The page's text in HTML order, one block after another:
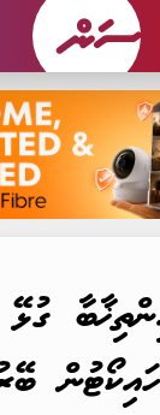
SSTV LIVE